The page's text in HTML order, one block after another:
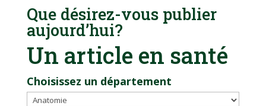
Que désirez-vous publier
aujourd’hui?
Un article en santé
Choisissez un département